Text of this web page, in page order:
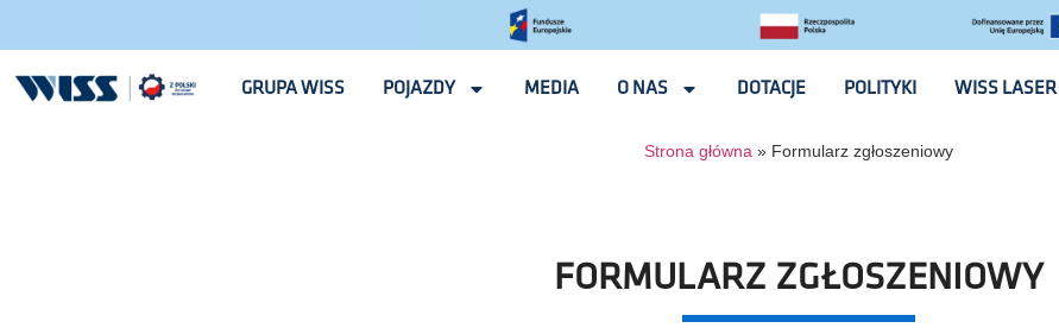
GRUPA WISS POJAZDY MEDIA O NAS DOTACJE POLITYKI WISS LASER
Strona główna » Formularz zgłoszeniowy
FORMULARZ ZGŁOSZENIOWY